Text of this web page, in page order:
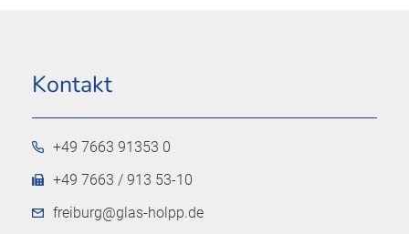
Kontakt
+49 7663 91353 0
+49 7663 / 913 53-10
freiburg@glas-holpp.de